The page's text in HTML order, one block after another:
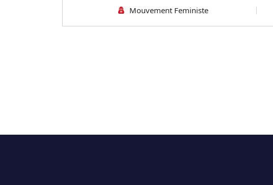
Mouvement Feministe